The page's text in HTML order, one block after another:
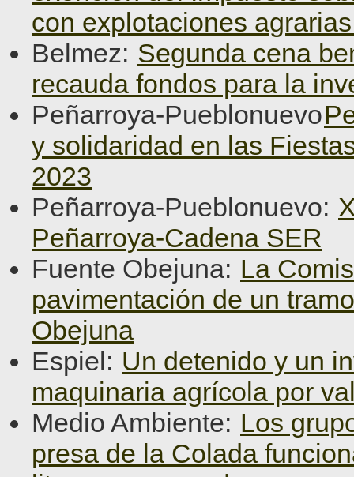
con explotaciones
Belmez: Segunda cena
recauda fondos para la
Peñarroya-Pueblonuevo
y solidaridad en las
2023
Peñarroya-Pueblonuevo:
Peñarroya-Cadena SER
Fuente Obejuna: La
pavimentación de un
Obejuna
Espiel: Un detenido y un
maquinaria agrícola por
Medio Ambiente: Los
presa de la Colada